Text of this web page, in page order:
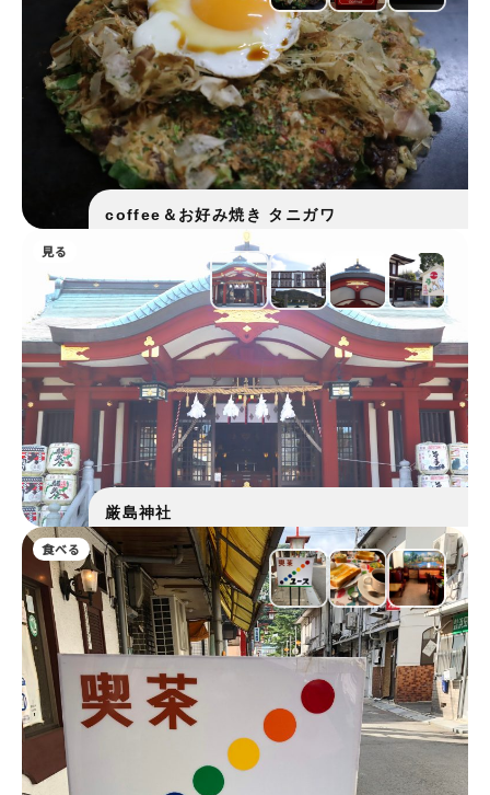
coffee＆お好み焼き タニガワ
厳島神社
見る
食べる